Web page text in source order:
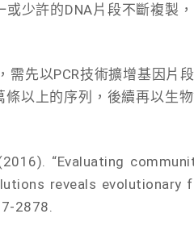
少許的DNA片段不斷複製
需先以PCR技術擴增基因片
以上的序列，後續再以生
“Evaluating
reveals evolutionary
2878.